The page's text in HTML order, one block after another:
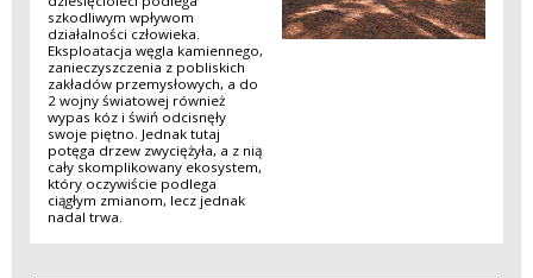
szkodliwym wpływom
działalności człowieka.
Eksploatacja węgla kamiennego,
zanieczyszczenia z pobliskich
zakładów przemysłowych, a do
2 wojny światowej również
wypas kóz i świń odcisnęły
swoje piętno. Jednak tutaj
potęga drzew zwyciężyła, a z nią
cały skomplikowany ekosystem,
który oczywiście podlega
ciągłym zmianom, lecz jednak
nadal trwa.